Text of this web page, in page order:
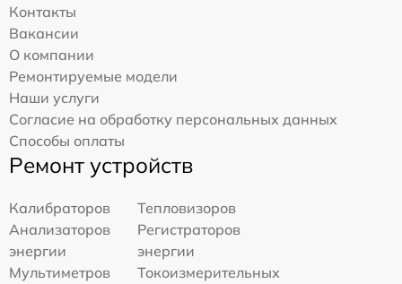
Контакты
Вакансии
О компании
Ремонтируемые модели
Наши услуги
Согласие на обработку персональных данных
Способы оплаты
Ремонт устройств
Калибраторов
Тепловизоров
Анализаторов
энергии
Регистраторов
энергии
Мультиметров
Токоизмерительных